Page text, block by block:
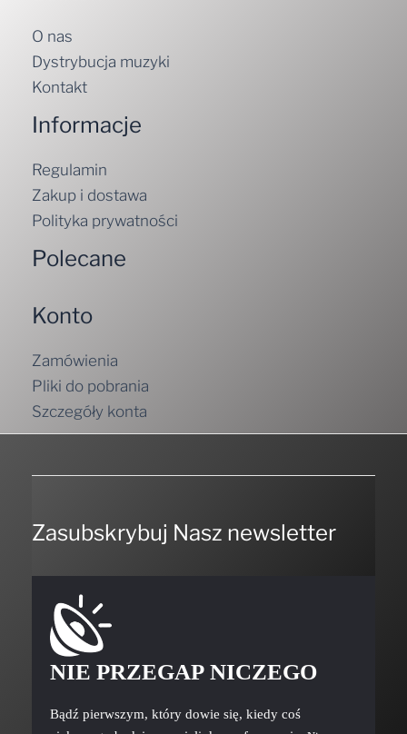
O nas
Dystrybucja muzyki
Kontakt
Informacje
Regulamin
Zakup i dostawa
Polityka prywatności
Polecane
Konto
Zamówienia
Pliki do pobrania
Szczegóły konta
Zasubskrybuj Nasz newsletter
NIE PRZEGAP NICZEGO
Bądź pierwszym, który dowie się, kiedy coś